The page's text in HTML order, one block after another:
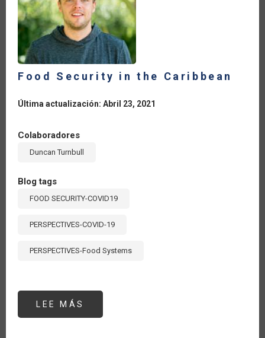
Food Security in the Caribbean
Última actualización: Abril 23, 2021
Colaboradores
Duncan Turnbull
Blog tags
FOOD SECURITY-COVID19
PERSPECTIVES-COVID-19
PERSPECTIVES-Food Systems
LEE MÁS
SECURITY